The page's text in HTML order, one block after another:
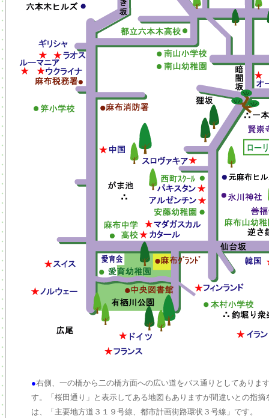
●右側、一の橋から二の橋方面への広い道をバス通りとしてありま
す。「桜田通り」と表示してある地図もありますが間違いとの指
は、「主要地方道３１９号線、都市計画街路環状３号線」です。